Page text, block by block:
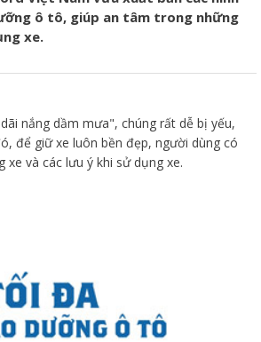
ô tô, giúp an tâm trong những
xe.
nắng dầm mưa", chúng rất dễ bị yếu,
để giữ xe luôn bền đẹp, người dùng có
và các lưu ý khi sử dụng xe.